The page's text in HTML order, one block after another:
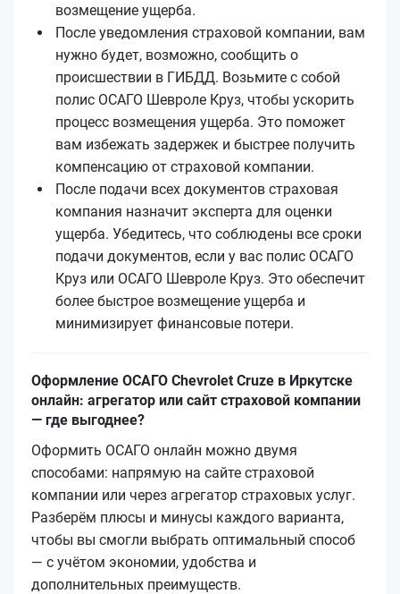
возмещение ущерба.
После уведомления страховой компании, вам
нужно будет, возможно, сообщить о
происшествии в ГИБДД. Возьмите с собой
полис ОСАГО Шевроле Круз, чтобы ускорить
процесс возмещения ущерба. Это поможет
вам избежать задержек и быстрее получить
компенсацию от страховой компании.
После подачи всех документов страховая
компания назначит эксперта для оценки
ущерба. Убедитесь, что соблюдены все сроки
подачи документов, если у вас полис ОСАГО
Круз или ОСАГО Шевроле Круз. Это обеспечит
более быстрое возмещение ущерба и
минимизирует финансовые потери.
Оформление ОСАГО Chevrolet Cruze в Иркутске
онлайн: агрегатор или сайт страховой компании
— где выгоднее?
Оформить ОСАГО онлайн можно двумя
способами: напрямую на сайте страховой
компании или через агрегатор страховых услуг.
Разберём плюсы и минусы каждого варианта,
чтобы вы смогли выбрать оптимальный способ
— с учётом экономии, удобства и
дополнительных преимуществ.